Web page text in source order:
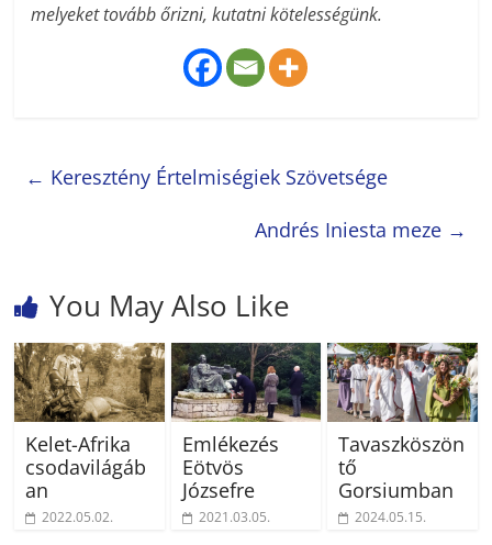
melyeket tovább őrizni, kutatni kötelességünk.
← Keresztény Értelmiségiek Szövetsége
Andrés Iniesta meze →
You May Also Like
Kelet-Afrika
csodavilágáb
an
2022.05.02.
Emlékezés
Eötvös
Józsefre
2021.03.05.
Tavaszköszön
tő
Gorsiumban
2024.05.15.